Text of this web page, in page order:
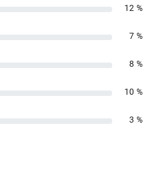
12 %
7 %
8 %
10 %
3 %